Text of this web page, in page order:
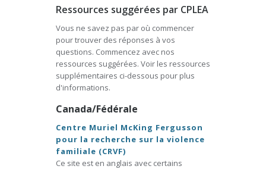
Ressources suggérées par CPLEA
Vous ne savez pas par où commencer
pour trouver des réponses à vos
questions. Commencez avec nos
ressources suggérées. Voir les ressources
supplémentaires ci-dessous pour plus
d'informations.
Canada/Fédérale
Centre Muriel McKing Fergusson
pour la recherche sur la violence
familiale (CRVF)
Ce site est en anglais avec certains